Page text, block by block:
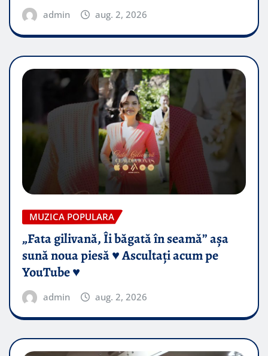
admin aug. 2, 2026
MUZICA POPULARA
„Fata gilivană, Îi băgată în seamă” așa
sună noua piesă ♥️ Ascultați acum pe
YouTube ♥️
admin aug. 2, 2026